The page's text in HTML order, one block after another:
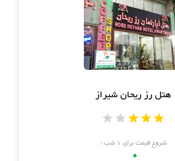
هتل رز ریحان شیراز
شروع قیمت برای ۱ شب :
0